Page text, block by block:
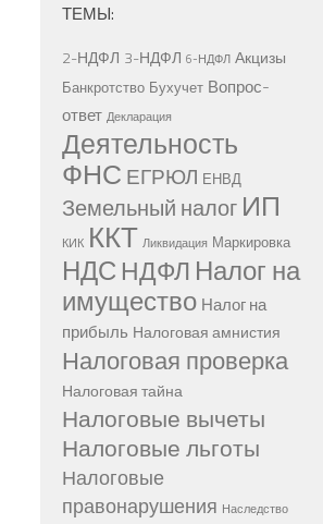
ТЕМЫ:
2-НДФЛ 3-НДФЛ 6-НДФЛ Акцизы
Банкротство Бухучет Вопрос-
ответ Декларация
Деятельность
ФНС ЕГРЮЛ ЕНВД
Земельный налог ИП
КИК ККТ Ликвидация Маркировка
НДС НДФЛ Налог на
имущество Налог на
прибыль Налоговая амнистия
Налоговая проверка
Налоговая тайна
Налоговые вычеты
Налоговые льготы
Налоговые
правонарушения Наследство